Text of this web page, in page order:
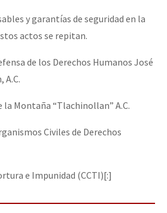
y garantías de seguridad en la
actos se repitan.
de los Derechos Humanos José
A.C.
la Montaña “Tlachinollan” A.C.
Civiles de Derechos
e Impunidad (CCTI)[:]